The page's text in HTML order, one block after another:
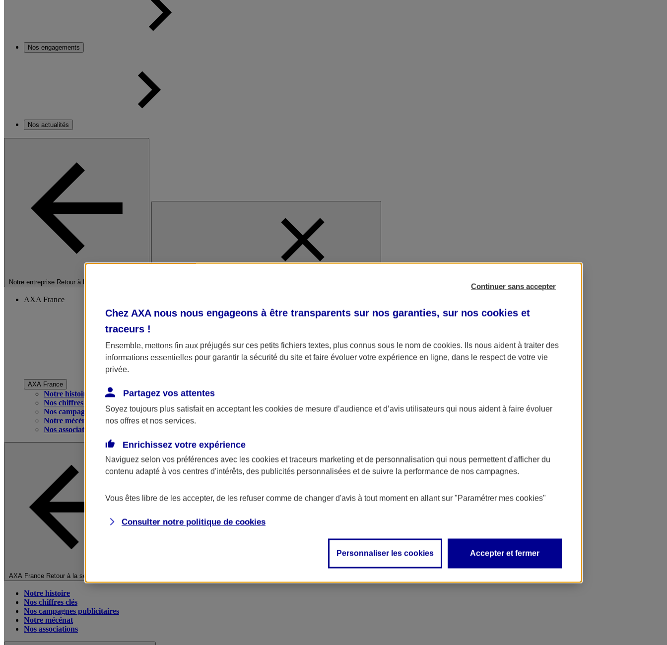
Nos engagements
Nos actualités
Notre entreprise Retour à la section précédente
AXA France
AXA France
Notre histoire
Nos chiffres clés
Nos campagnes publicitaires
Notre mécénat
Nos associations
AXA France Retour à la section précédente
Notre histoire
Nos chiffres clés
Nos campagnes publicitaires
Notre mécénat
Nos associations
Continuer sans accepter
Chez AXA nous nous engageons à être transparents sur nos garanties, sur nos cookies et
traceurs !
Ensemble, mettons fin aux préjugés sur ces petits fichiers textes, plus connus sous le nom de cookies. Ils nous aident à traiter des
informations essentielles pour garantir la sécurité du site et faire évoluer votre expérience en ligne, dans le respect de votre vie
privée.
Partagez vos attentes
Soyez toujours plus satisfait en acceptant les cookies de mesure d’audience et d’avis utilisateurs qui nous aident à faire évoluer
nos offres et nos services.
Enrichissez votre expérience
Naviguez selon vos préférences avec les cookies et traceurs marketing et de personnalisation qui nous permettent d'afficher du
contenu adapté à vos centres d'intérêts, des publicités personnalisées et de suivre la performance de nos campagnes.
Vous êtes libre de les accepter, de les refuser comme de changer d'avis à tout moment en allant sur "Paramétrer mes cookies"
Consulter notre politique de cookies
Personnaliser les cookies Accepter et fermer